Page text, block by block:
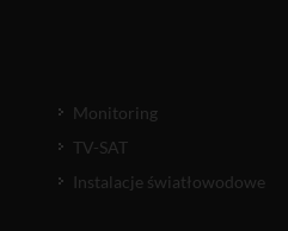
Monitoring
TV-SAT
Instalacje światłowodowe